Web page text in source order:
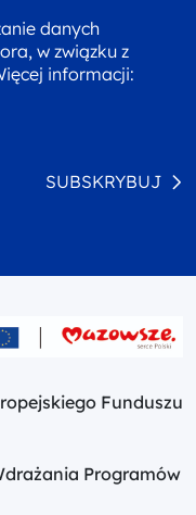
danych
w związku z
informacji:
SUBSKRYBUJ
Funduszu
Programów